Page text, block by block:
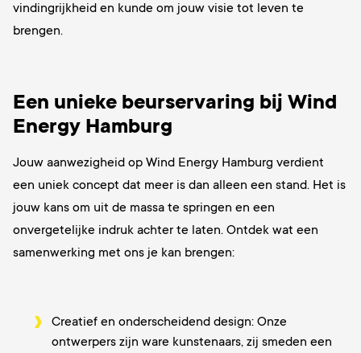
vindingrijkheid en kunde om jouw visie tot leven te
brengen.
Een unieke beurservaring bij Wind
Energy Hamburg
Jouw aanwezigheid op Wind Energy Hamburg verdient
een uniek concept dat meer is dan alleen een stand. Het is
jouw kans om uit de massa te springen en een
onvergetelijke indruk achter te laten. Ontdek wat een
samenwerking met ons je kan brengen:
Creatief en onderscheidend design: Onze
ontwerpers zijn ware kunstenaars, zij smeden een